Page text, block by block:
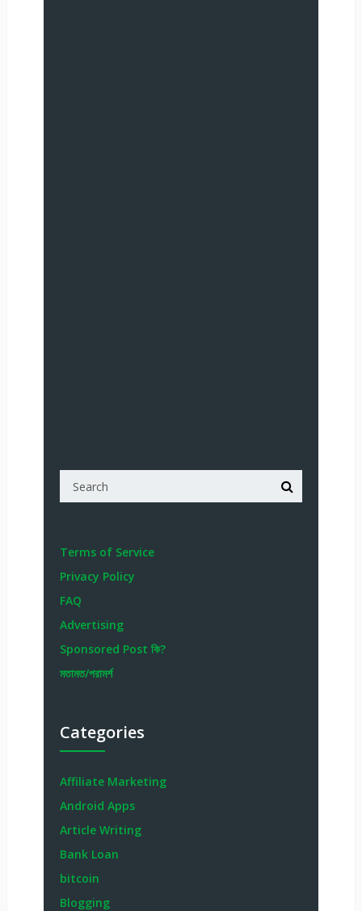
Terms of Service
Privacy Policy
FAQ
Advertising
Sponsored Post কি?
মতামত/পরামর্শ
Categories
Affiliate Marketing
Android Apps
Article Writing
Bank Loan
bitcoin
Blogging